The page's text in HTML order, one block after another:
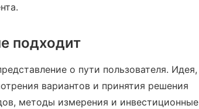
подходит
о пути пользователя. Идея,
вариантов и принятия решения
методы измерения и инвестиционные